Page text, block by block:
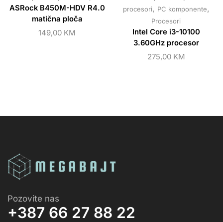
ASRock B450M-HDV R4.0
matična ploča
149,00 KM
procesori, PC komponente,
Procesori
Intel Core i3-10100
3.60GHz procesor
275,00 KM
Pozovite nas
+387 66 27 88 22